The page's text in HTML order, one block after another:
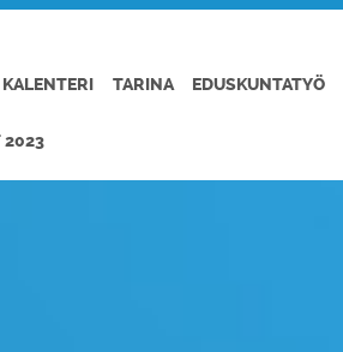
KALENTERI TARINA EDUSKUNTATYÖ
2023